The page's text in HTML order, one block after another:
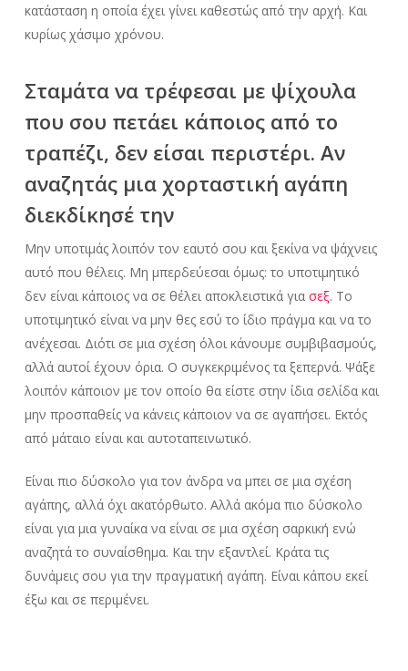
κατάσταση η οποία έχει γίνει καθεστώς από την αρχή. Και
κυρίως χάσιμο χρόνου.
Σταμάτα να τρέφεσαι με ψίχουλα
που σου πετάει κάποιος από το
τραπέζι, δεν είσαι περιστέρι. Αν
αναζητάς μια χορταστική αγάπη
διεκδίκησέ την
Μην υποτιμάς λοιπόν τον εαυτό σου καιξεκίνα να ψάχνεις
αυτό που θέλεις. Μη μπερδεύεσαι όμως: το υποτιμητικό
δεν είναι κάποιος να σε θέλει αποκλειστικά για σεξ. Το
υποτιμητικό είναι να μην θες εσύ το ίδιο πράγμα και να το
ανέχεσαι. Διότι σε μια σχέση όλοι κάνουμε συμβιβασμούς,
αλλά αυτοί έχουν όρια. Ο συγκεκριμένος τα ξεπερνά. Ψάξε
λοιπόν κάποιον με τον οποίο θα είστε στην ίδια σελίδα και
μην προσπαθείς να κάνεις κάποιον να σε αγαπήσει. Εκτός
από μάταιο είναι και αυτοταπεινωτικό.
Είναι πιο δύσκολο για τον άνδρα να μπει σε μια σχέση
αγάπης, αλλά όχι ακατόρθωτο. Αλλά ακόμα πιο δύσκολο
είναι για μια γυναίκα να είναι σε μια σχέση σαρκική ενώ
αναζητά το συναίσθημα. Και την εξαντλεί. Κράτα τις
δυνάμεις σου για την πραγματική αγάπη. Είναι κάπου εκεί
έξω και σε περιμένει.